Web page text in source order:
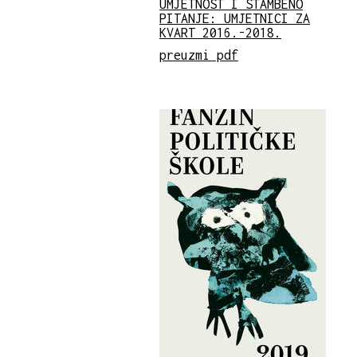
UMJETNOST I STAMBENO
PITANJE: UMJETNICI ZA
KVART 2016.-2018.
preuzmi pdf